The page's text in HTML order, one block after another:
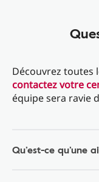
Découvrez toutes
contactez votre
équipe sera ravie
Qu’est-ce qu’une